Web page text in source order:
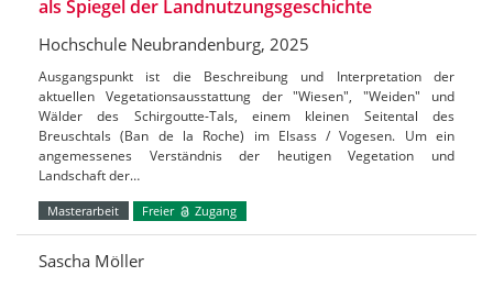
als Spiegel der Landnutzungsgeschichte
Hochschule Neubrandenburg, 2025
Ausgangspunkt ist die Beschreibung und Interpretation der
aktuellen Vegetationsausstattung der "Wiesen", "Weiden" und
Wälder des Schirgoutte-Tals, einem kleinen Seitental des
Breuschtals (Ban de la Roche) im Elsass / Vogesen. Um ein
angemessenes Verständnis der heutigen Vegetation und
Landschaft der…
Masterarbeit Freier Zugang
Sascha Möller